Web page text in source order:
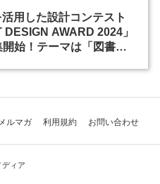
用した設計コンテスト
DESIGN AWARD 2024」
開始！テーマは「図書
メルマガ 利用規約 お問い合わせ
ディア